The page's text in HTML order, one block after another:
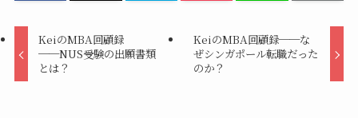
KeiのMBA回顧録
──NUS受験の出願書類
とは？
KeiのMBA回顧録──な
ぜシンガポール転職だった
のか？